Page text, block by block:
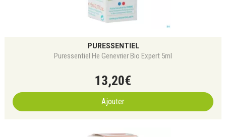
PURESSENTIEL
Puressentiel He Genevrier Bio Expert 5ml
13,20€
Ajouter